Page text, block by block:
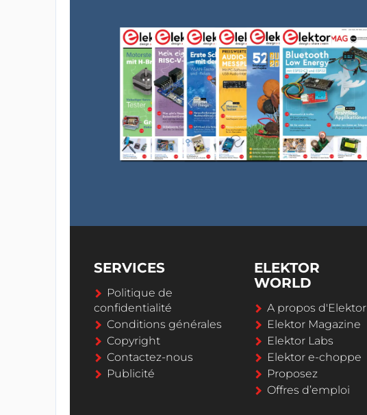
SERVICES
Politique de
confidentialité
Conditions générales
Copyright
Contactez-nous
Publicité
ELEKTOR
WORLD
A propos d'Elektor
Elektor Magazine
Elektor Labs
Elektor e-choppe
Proposez
Offres d’emploi